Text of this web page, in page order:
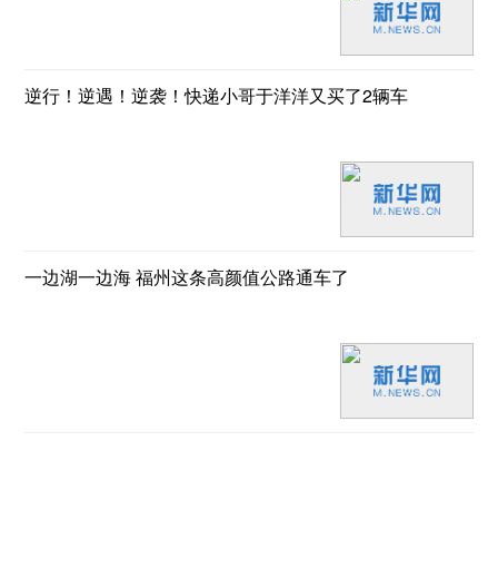
逆行！逆遇！逆袭！快递小哥于洋洋又买了2辆车
一边湖一边海 福州这条高颜值公路通车了